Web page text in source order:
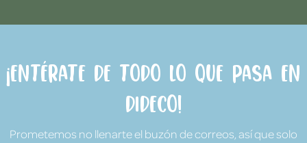
¡Entérate de todo lo que pasa en
Dideco!
Prometemos no llenarte el buzón de correos, así que solo